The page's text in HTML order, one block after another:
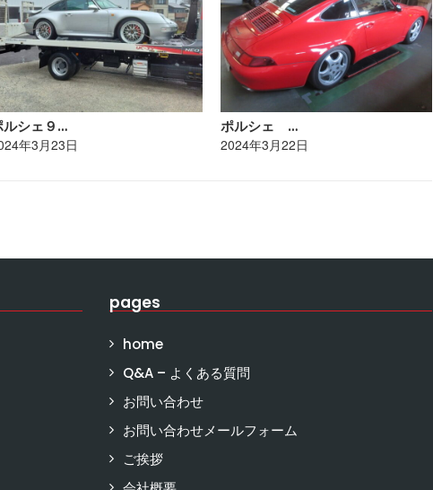
ルシェ９…
年3月23日
ポルシェ …
2024年3月22日
pages
home
Q&A – よくある質問
お問い合わせ
お問い合わせメールフォーム
ご挨拶